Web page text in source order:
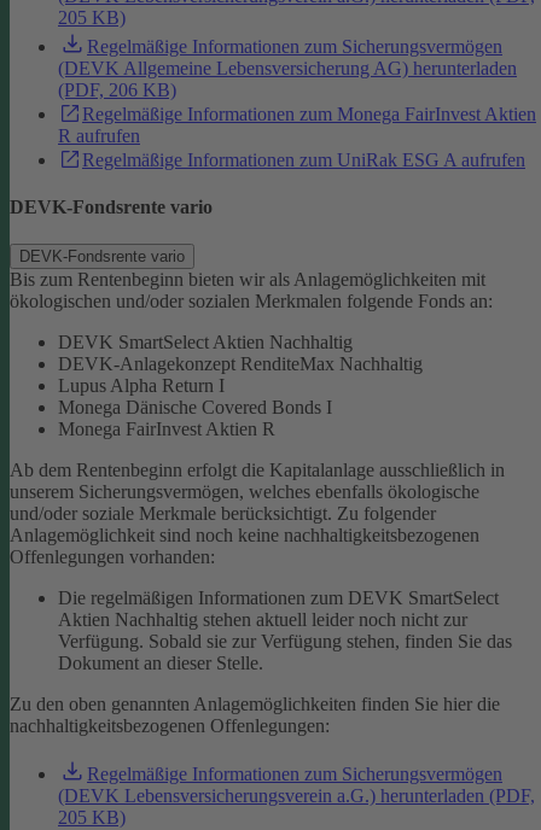
205 KB)
Regelmäßige Informationen zum Sicherungsvermögen
(DEVK Allgemeine Lebensversicherung AG) herunterladen
(PDF, 206 KB)
Regelmäßige Informationen zum Monega FairInvest Aktien
R aufrufen
Regelmäßige Informationen zum UniRak ESG A aufrufen
DEVK-Fondsrente vario
DEVK-Fondsrente vario
Bis zum Rentenbeginn bieten wir als Anlagemöglichkeiten mit
ökologischen und/oder sozialen Merkmalen folgende Fonds an:
DEVK SmartSelect Aktien Nachhaltig
DEVK-Anlagekonzept RenditeMax Nachhaltig
Lupus Alpha Return I
Monega Dänische Covered Bonds I
Monega FairInvest Aktien R
Ab dem Rentenbeginn erfolgt die Kapitalanlage ausschließlich in
unserem Sicherungsvermögen, welches ebenfalls ökologische
und/oder soziale Merkmale berücksichtigt. Zu folgender
Anlagemöglichkeit sind noch keine nachhaltigkeitsbezogenen
Offenlegungen vorhanden:
Die regelmäßigen Informationen zum DEVK SmartSelect
Aktien Nachhaltig stehen aktuell leider noch nicht zur
Verfügung. Sobald sie zur Verfügung stehen, finden Sie das
Dokument an dieser Stelle.
Zu den oben genannten Anlagemöglichkeiten finden Sie hier die
nachhaltigkeitsbezogenen Offenlegungen:
Regelmäßige Informationen zum Sicherungsvermögen
(DEVK Lebensversicherungsverein a.G.) herunterladen (PDF,
205 KB)